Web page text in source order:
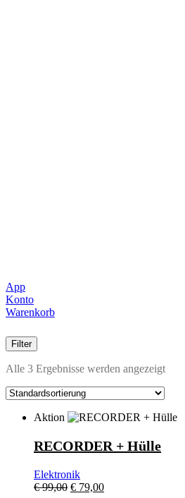
App
Konto
Warenkorb
Filter
Alle 3 Ergebnisse werden angezeigt
Aktion
RECORDER + Hülle
Elektronik
€99,00 Ursprünglicher
€ 79,00Aktueller